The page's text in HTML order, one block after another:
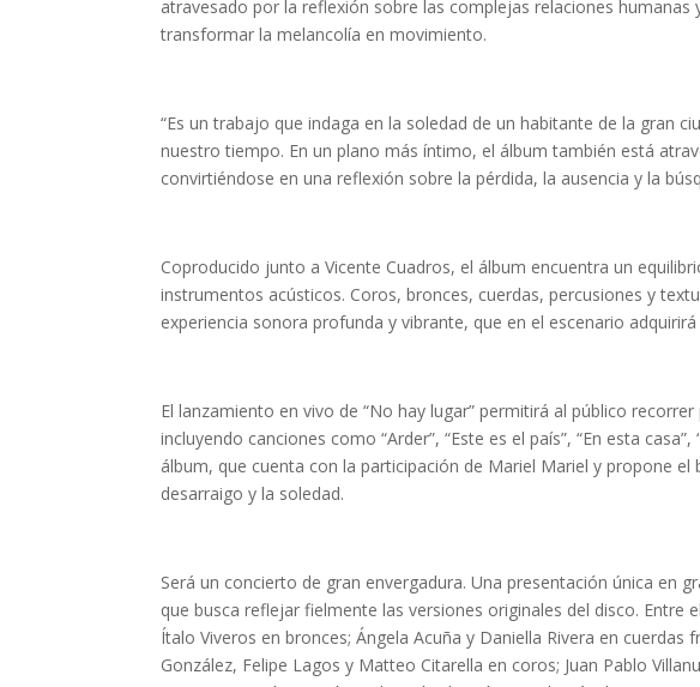
atravesado por la reflexión sobre las complejas relaciones
transformar la melancolía en movimiento.
“Es un trabajo que indaga en la soledad de un habitante de la gran
nuestro tiempo. En un plano más íntimo, el álbum también está
convirtiéndose en una reflexión sobre la pérdida, la ausencia y la
Coproducido junto a Vicente Cuadros, el álbum encuentra un
instrumentos acústicos. Coros, bronces, cuerdas, percusiones y
experiencia sonora profunda y vibrante, que en el escenario
El lanzamiento en vivo de “No hay lugar” permitirá al público
incluyendo canciones como “Arder”, “Este es el país”, “En esta
álbum, que cuenta con la participación de Mariel Mariel y propone
desarraigo y la soledad.
Será un concierto de gran envergadura. Una presentación única en
que busca reflejar fielmente las versiones originales del disco. Entre
Ítalo Viveros en bronces; Ángela Acuña y Daniella Rivera en cuerdas
González, Felipe Lagos y Matteo Citarella en coros; Juan Pablo